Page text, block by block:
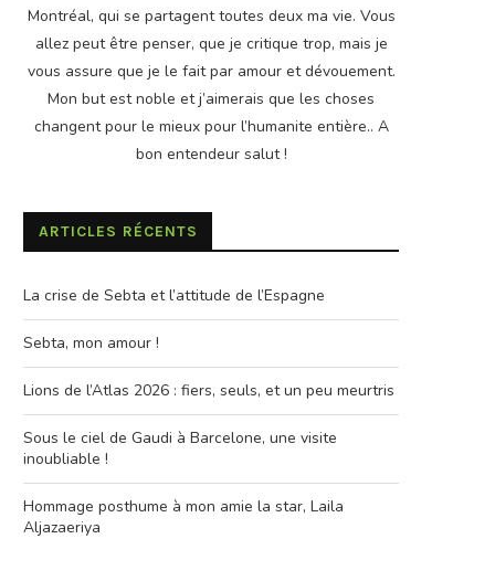
Montréal, qui se partagent toutes deux ma vie. Vous
allez peut être penser, que je critique trop, mais je
vous assure que je le fait par amour et dévouement.
Mon but est noble et j’aimerais que les choses
changent pour le mieux pour l’humanite entière.. A
bon entendeur salut !
ARTICLES RÉCENTS
La crise de Sebta et l’attitude de l’Espagne
Sebta, mon amour !
Lions de l’Atlas 2026 : fiers, seuls, et un peu meurtris
Sous le ciel de Gaudi à Barcelone, une visite
inoubliable !
Hommage posthume à mon amie la star, Laila
Aljazaeriya